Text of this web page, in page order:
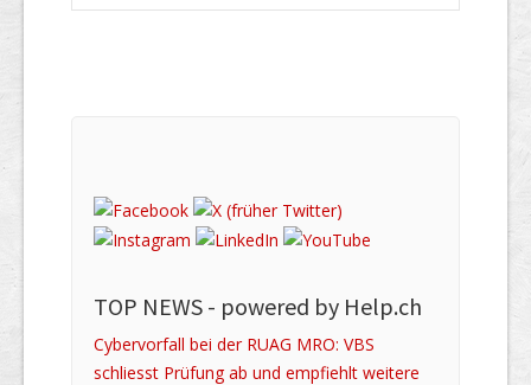
TOP NEWS - powered by Help.ch
Cybervorfall bei der RUAG MRO: VBS
schliesst Prüfung ab und empfiehlt weitere